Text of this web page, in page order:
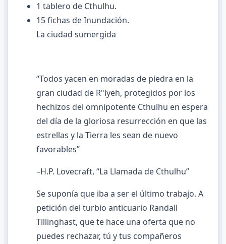
1 tablero de Cthulhu.
15 fichas de Inundación.
La ciudad sumergida
“Todos yacen en moradas de piedra en la
gran ciudad de R"lyeh, protegidos por los
hechizos del omnipotente Cthulhu en espera
del día de la gloriosa resurrección en que las
estrellas y la Tierra les sean de nuevo
favorables”
–H.P. Lovecraft, “La Llamada de Cthulhu”
Se suponía que iba a ser el último trabajo. A
petición del turbio anticuario Randall
Tillinghast, que te hace una oferta que no
puedes rechazar, tú y tus compañeros